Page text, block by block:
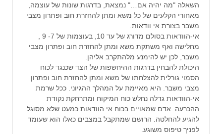
השאלה "מה יהיה אם…" נמצאת, בדרגות שונות של עוצמה,
מאחורי הקלעים של כל משא ומתן להחזרת חוב ופתרון מצבי
משבר בצורת אי וודאות.
מחלישה ואף משתקת משא ומתן להחזרת חוב ופתרון מצבי
משבר, לכן יש להימנע מלהתקרב אליהן.
היכולת להבחין בדרגות ההיחשפות של הצד שכנגד לכוח
הסמוי גורלית להצלחתו של משא ומתן להחזרת חוב ופתרון
מצבי משבר. היא מאיימת על המהלך ההגיוני. ככל שרמת
אי-הוודאות גדלה נחלש כוח המיקוח ומתרחקת נקודת
ההכרעה. אדם שמאויים בכוח אי הוודאות כמעט שלא מסוגל
להגיע להחלטה. הרושם שמתקבל במצבים כאלו הוא שעומד
לפניך טיפוס משוגע.